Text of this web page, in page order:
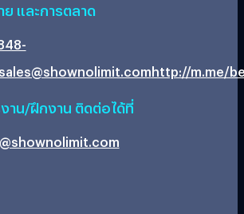
ย และการตลาด
sales@shownolimit.comhttp://m.me/
าน/ฝึกงาน ติดต่อได้ที่